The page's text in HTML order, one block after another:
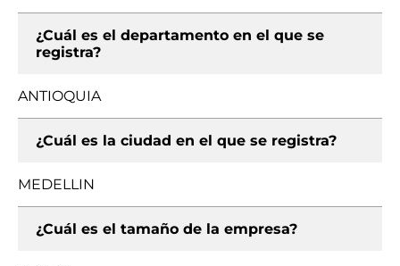
¿Cuál es el departamento en el que se
registra?
ANTIOQUIA
¿Cuál es la ciudad en el que se registra?
MEDELLIN
¿Cuál es el tamaño de la empresa?